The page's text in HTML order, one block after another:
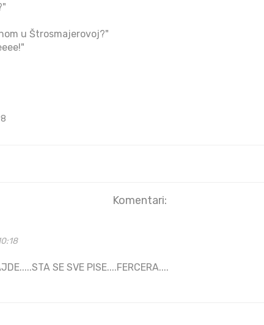
u Štrosmajerovoj?"
Komentari:
SE SVE PISE....FERCERA....